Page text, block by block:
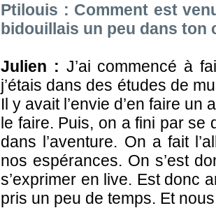
Ptilouis : Comment est
bidouillais un peu dans ton
Julien : J’ai commencé à
j’étais dans des études de
Il y avait l’envie d’en faire
le faire. Puis, on a fini par se
dans l’aventure. On a fait
nos espérances. On s’est
s’exprimer en live. Est donc
pris un peu de temps. Et